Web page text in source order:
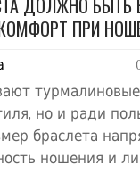
ДОЛЖНО БЫТЬ
ПРИ
но и ради
браслета
ношения и